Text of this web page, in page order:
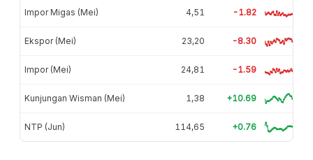
Impor Migas (Mei) 4,51 -1.82
Ekspor (Mei) 23,20 -8.30
Impor (Mei) 24,81 -1.59
Kunjungan Wisman (Mei) 1,38 +10.69
NTP (Jun) 114,65 +0.76